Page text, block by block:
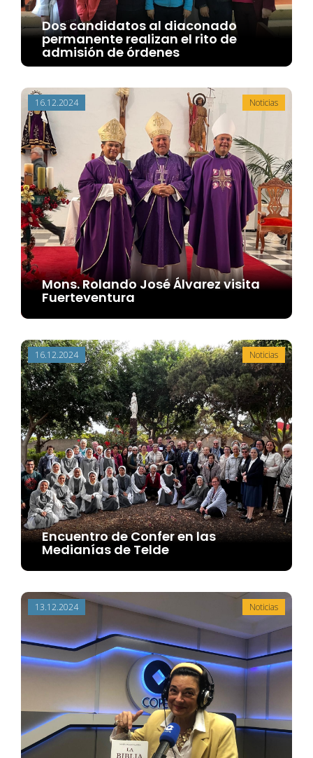
Dos candidatos al diaconado
permanente realizan el rito de
admisión de órdenes
16.12.2024 Noticias
Mons. Rolando José Álvarez visita
Fuerteventura
16.12.2024 Noticias
Encuentro de Confer en las
Medianías de Telde
13.12.2024 Noticias